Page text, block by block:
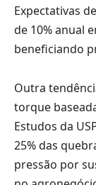
Expectativas
de 10% anual
beneficiando
Outra
torque
Estudos da
25% das
pressão por